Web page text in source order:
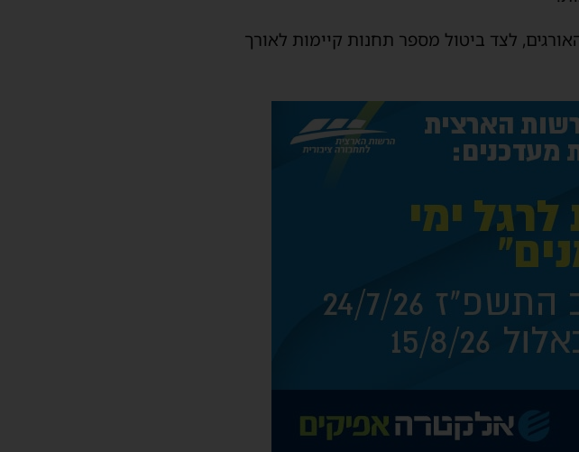
לצד ביטול מספר תחנות קיימות לאורך